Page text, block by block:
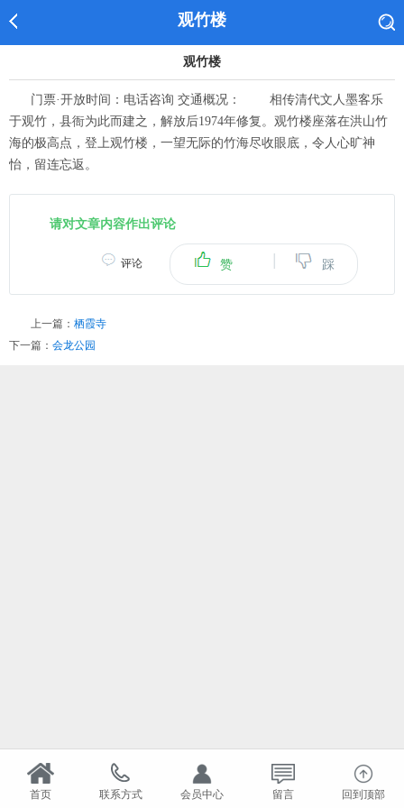
观竹楼
观竹楼
门票·开放时间：电话咨询 交通概况： 相传清代文人墨客乐
于观竹，县衙为此而建之，解放后1974年修复。观竹楼座落在洪山竹
海的极高点，登上观竹楼，一望无际的竹海尽收眼底，令人心旷神
怡，留连忘返。
请对文章内容作出评论
赞 踩
评论
上一篇： 栖霞寺
下一篇： 会龙公园
首页 联系方式 会员中心 留言 回到顶部